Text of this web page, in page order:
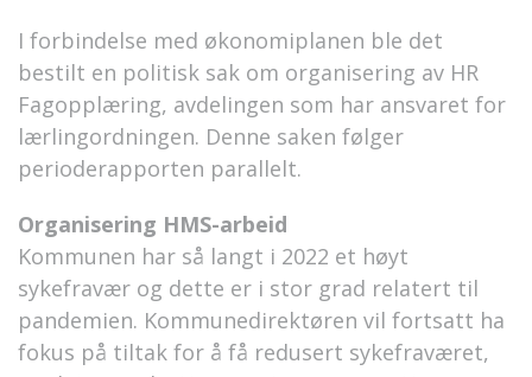
I forbindelse med økonomiplanen ble det
bestilt en politisk sak om organisering av HR
Fagopplæring, avdelingen som har ansvaret for
lærlingordningen. Denne saken følger
perioderapporten parallelt.
Organisering HMS-arbeid
Kommunen har så langt i 2022 et høyt
sykefravær og dette er i stor grad relatert til
pandemien. Kommunedirektøren vil fortsatt ha
fokus på tiltak for å få redusert sykefraværet,